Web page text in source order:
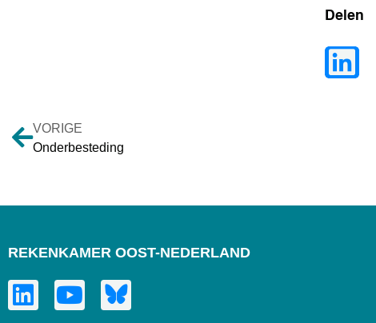
Delen
VORIGE
Onderbesteding
REKENKAMER OOST-NEDERLAND